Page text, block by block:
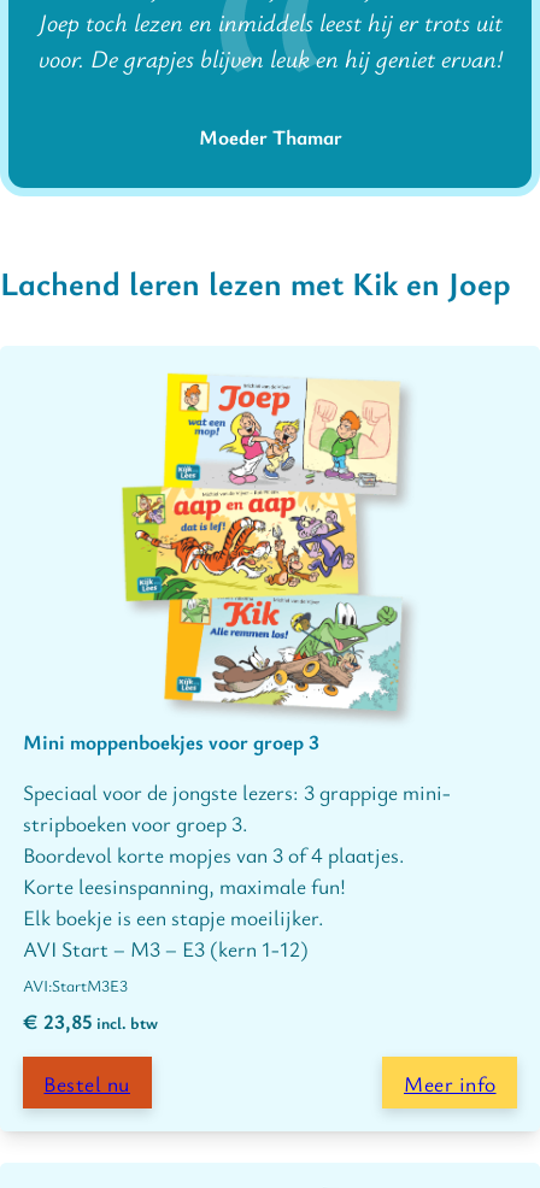
Joep toch lezen en inmiddels leest hij er trots uit
voor. De grapjes blijven leuk en hij geniet ervan!
Moeder Thamar
Lachend leren lezen met Kik en Joep
Mini moppenboekjes voor groep 3
Speciaal voor de jongste lezers: 3 grappige mini-
stripboeken voor groep 3.
Boordevol korte mopjes van 3 of 4 plaatjes.
Korte leesinspanning, maximale fun!
Elk boekje is een stapje moeilijker.
AVI Start – M3 – E3 (kern 1-12)
StartM3E3
€ 23,85 incl. btw
Bestel nu Meer info